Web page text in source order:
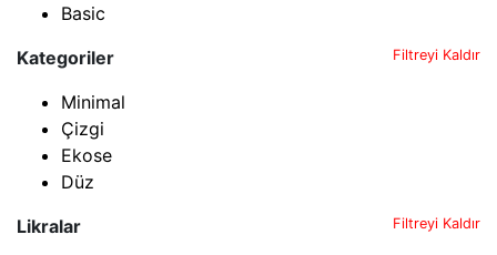
Basic
Kategoriler
Filtreyi Kaldır
Minimal
Çizgi
Ekose
Düz
Likralar
Filtreyi Kaldır